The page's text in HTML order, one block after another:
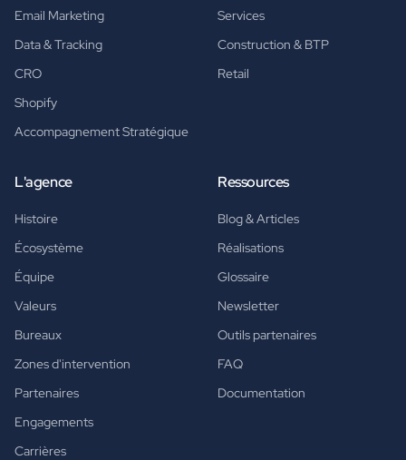
Email Marketing
Data & Tracking
CRO
Shopify
Accompagnement Stratégique
Services
Construction & BTP
Retail
L'agence
Histoire
Écosystème
Équipe
Valeurs
Bureaux
Zones d'intervention
Partenaires
Engagements
Carrières
Ressources
Blog & Articles
Réalisations
Glossaire
Newsletter
Outils partenaires
FAQ
Documentation